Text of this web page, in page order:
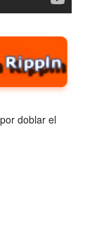
doblar el